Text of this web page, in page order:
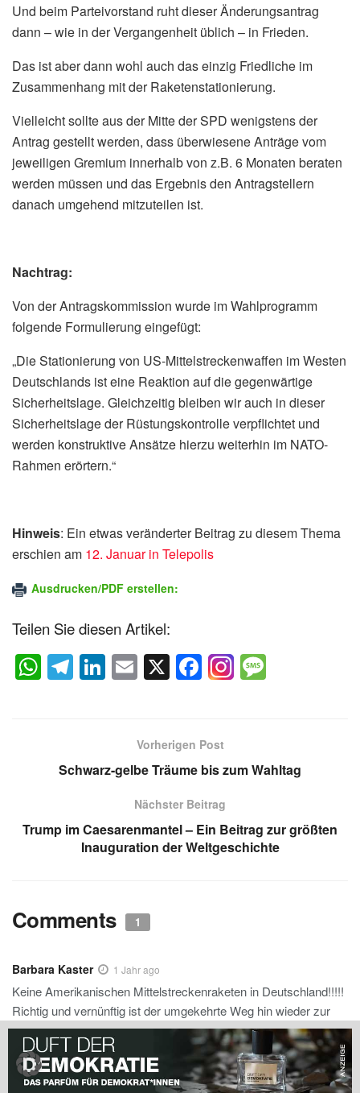
Und beim Parteivorstand ruht dieser Änderungsantrag
dann – wie in der Vergangenheit üblich – in Frieden.
Das ist aber dann wohl auch das einzig Friedliche im
Zusammenhang mit der Raketenstationierung.
Vielleicht sollte aus der Mitte der SPD wenigstens der
Antrag gestellt werden, dass überwiesene Anträge vom
jeweiligen Gremium innerhalb von z.B. 6 Monaten beraten
werden müssen und das Ergebnis den Antragstellern
danach umgehend mitzuteilen ist.
Nachtrag:
Von der Antragskommission wurde im Wahlprogramm
folgende Formulierung eingefügt:
„Die Stationierung von US-Mittelstreckenwaffen im Westen
Deutschlands ist eine Reaktion auf die gegenwärtige
Sicherheitslage. Gleichzeitig bleiben wir auch in dieser
Sicherheitslage der Rüstungskontrolle verpflichtet und
werden konstruktive Ansätze hierzu weiterhin im NATO-
Rahmen erörtern.“
Hinweis: Ein etwas veränderter Beitrag zu diesem Thema
erschien am 12. Januar in Telepolis
Ausdrucken/PDF erstellen:
Teilen Sie diesen Artikel:
W
h
p
T
el
a
Li
n
dI
E
m
X F
a
e
b
o
o
k
g
Vorherigen Post
Schwarz-gelbe Träume bis zum Wahltag
Nächster Beitrag
Trump im Caesarenmantel – Ein Beitrag zur größten
Inauguration der Weltgeschichte
Comments 1
Barbara Kaster 1 Jahr ago
Keine Amerikanischen Mittelstreckenraketen in Deutschland!!!!!
Richtig und vernünftig ist der umgekehrte Weg hin wieder zur
ABRÜSTUNG!!!! Dafür müssen die Menschen wieder auf die
Straßen!!!!
Antworten